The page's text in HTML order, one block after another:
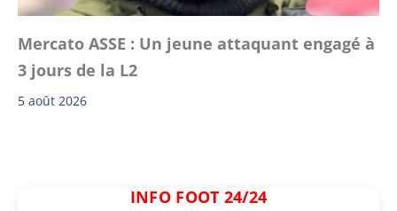
Mercato ASSE : Un jeune attaquant engagé à
3 jours de la L2
5 août 2026
INFO FOOT 24/24